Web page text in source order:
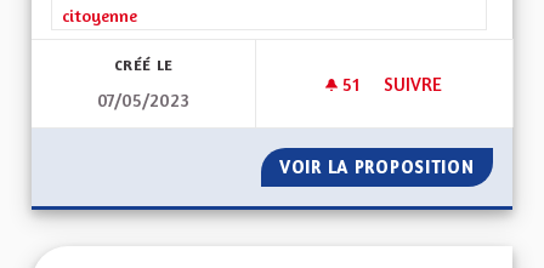
citoyenne
CRÉÉ LE
07/05/2023
51 51 ABONNÉS
SUIVRE
VOIR LA PROPOSITION